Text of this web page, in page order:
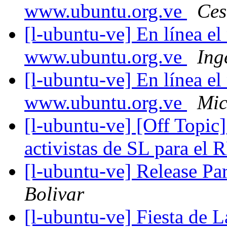
www.ubuntu.org.ve
[l-ubuntu-ve] En línea el
www.ubuntu.org.ve
[l-ubuntu-ve] En línea el
www.ubuntu.org.ve
[l-ubuntu-ve] [Off Topic]
activistas de SL para el
[l-ubuntu-ve] Release
Bolivar
[l-ubuntu-ve] Fiesta de